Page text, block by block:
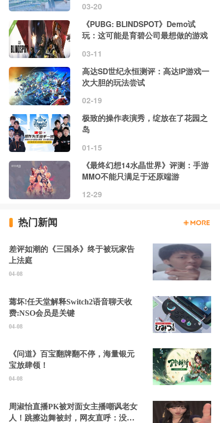
03-20
《PUBG: BLINDSPOT》Demo试
玩：这可能是育碧公司最想做的游戏
03-11
高达SD世纪永恒测评：高达IP游戏一
次大胆的玩法尝试
02-19
极致的操作表演秀，绽放在了花园之
岛
01-15
《最终幻想14水晶世界》评测：手游
MMO不能只满足于还原端游
12-29
热门新闻
差评如潮的《三国杀》终于被玩家告
上法庭
04-08
蔫坏!任天堂解释Switch2语音聊天收
费:NSO会员是关键
04-08
《问道》百宝翻牌翻不停，海量银元
宝放肆领！
04-08
周淑怡直播PK被对面女主播嘲讽老女
人！跳擦边舞被封，网友直呼：没边